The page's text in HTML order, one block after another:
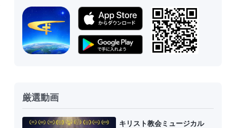
厳選動画
キリスト教会ミュージカル